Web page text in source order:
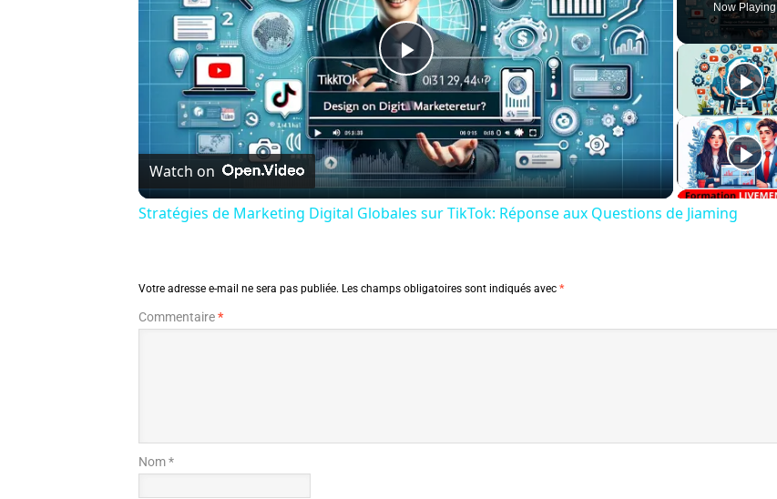
Now Playing
Play
Video
Watch on
Stratégies de Marketing Digital Globales sur TikTok: Réponse aux Questions de Jiaming
Votre adresse e-mail ne sera pas publiée. Les champs obligatoires sont indiqués avec *
Commentaire*
Nom *